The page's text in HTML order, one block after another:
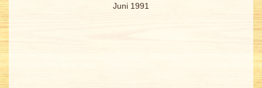
Juni 1991